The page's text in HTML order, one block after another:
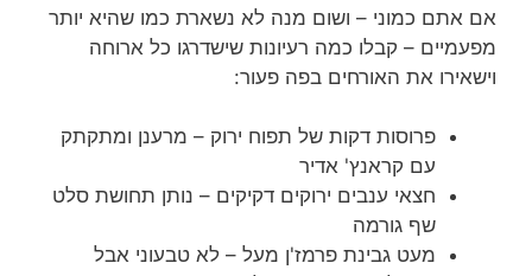
אם אתם כמוני – ושום מנה לא נשארת כמו שהיא יותר
מפעמיים – קבלו כמה רעיונות שישדרגו כל ארוחה
וישאירו את האורחים בפה פעור:
פרוסות דקות של תפוח ירוק – מרענן ומתקתק
עם קראנץ' אדיר
חצאי ענבים ירוקים דקיקים – נותן תחושת סלט
שף גורמה
מעט גבינת פרמז'ן מעל – לא טבעוני אבל